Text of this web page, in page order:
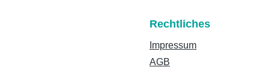
Rechtliches
Impressum
AGB